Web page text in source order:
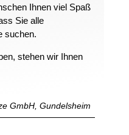
Ihnen viel Spaß
Sie alle
suchen.
stehen wir Ihnen
GmbH, Gundelsheim